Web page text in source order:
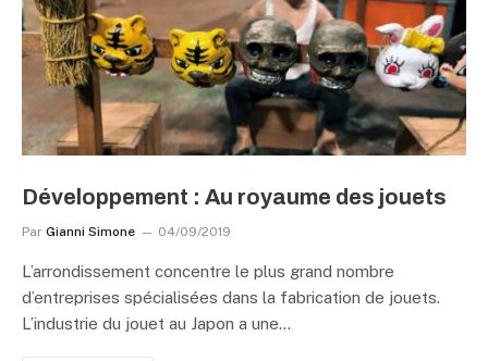
Développement : Au royaume des jouets
Par Gianni Simone 04/09/2019
L’arrondissement concentre le plus grand nombre
d’entreprises spécialisées dans la fabrication de jouets.
L’industrie du jouet au Japon a une…